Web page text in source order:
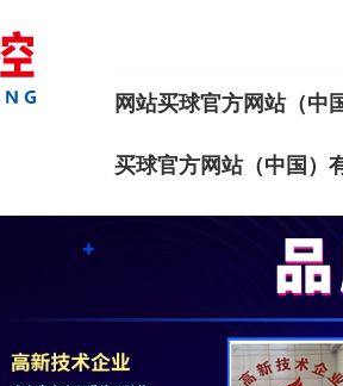
网站买球官方网站（中
买球官方网站（中国）